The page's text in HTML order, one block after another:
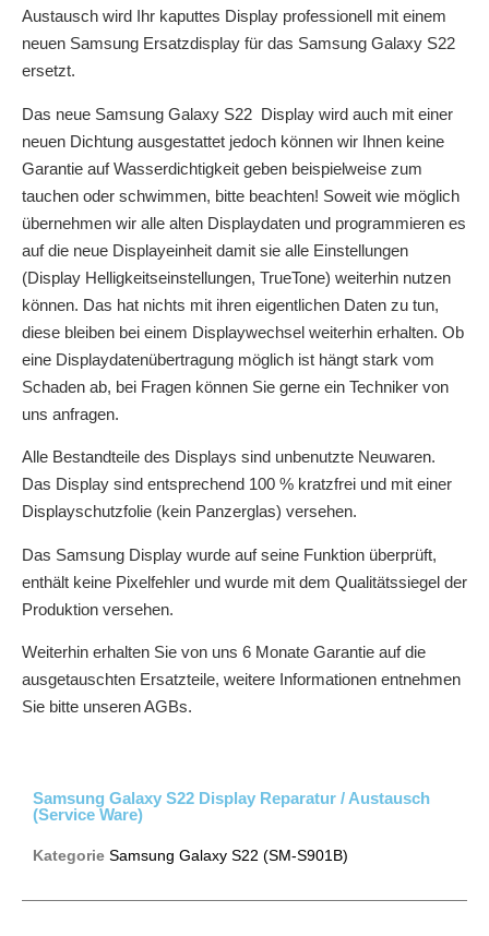
Austausch wird Ihr kaputtes Display professionell mit einem
neuen Samsung Ersatzdisplay für das Samsung Galaxy S22
ersetzt.
Das neue Samsung Galaxy S22 Display wird auch mit einer
neuen Dichtung ausgestattet jedoch können wir Ihnen keine
Garantie auf Wasserdichtigkeit geben beispielweise zum
tauchen oder schwimmen, bitte beachten! Soweit wie möglich
übernehmen wir alle alten Displaydaten und programmieren es
auf die neue Displayeinheit damit sie alle Einstellungen
(Display Helligkeitseinstellungen, TrueTone) weiterhin nutzen
können. Das hat nichts mit ihren eigentlichen Daten zu tun,
diese bleiben bei einem Displaywechsel weiterhin erhalten. Ob
eine Displaydatenübertragung möglich ist hängt stark vom
Schaden ab, bei Fragen können Sie gerne ein Techniker von
uns anfragen.
Alle Bestandteile des Displays sind unbenutzte Neuwaren.
Das Display sind entsprechend 100 % kratzfrei und mit einer
Displayschutzfolie (kein Panzerglas) versehen.
Das Samsung Display wurde auf seine Funktion überprüft,
enthält keine Pixelfehler und wurde mit dem Qualitätssiegel der
Produktion versehen.
Weiterhin erhalten Sie von uns 6 Monate Garantie auf die
ausgetauschten Ersatzteile, weitere Informationen entnehmen
Sie bitte unseren AGBs.
Samsung Galaxy S22 Display Reparatur / Austausch
(Service Ware)
Kategorie Samsung Galaxy S22 (SM-S901B)